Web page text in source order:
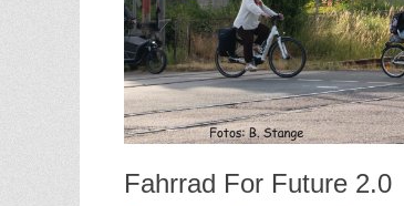
Fahrrad For Future 2.0